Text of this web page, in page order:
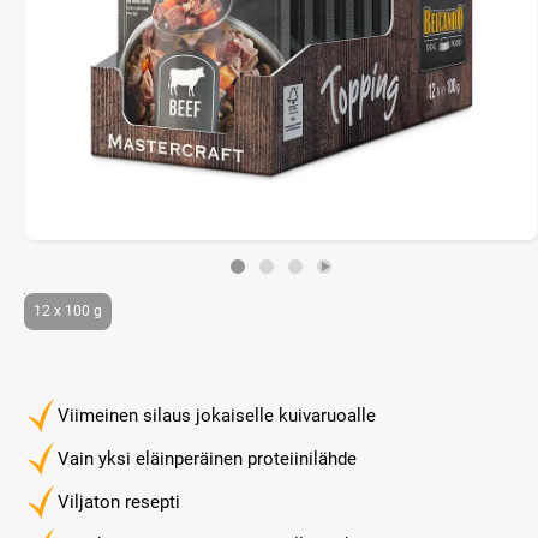
Viimeinen silaus jokaiselle kuivaruoalle
Vain yksi eläinperäinen proteiinilähde
Viljaton resepti
12 x 100 g